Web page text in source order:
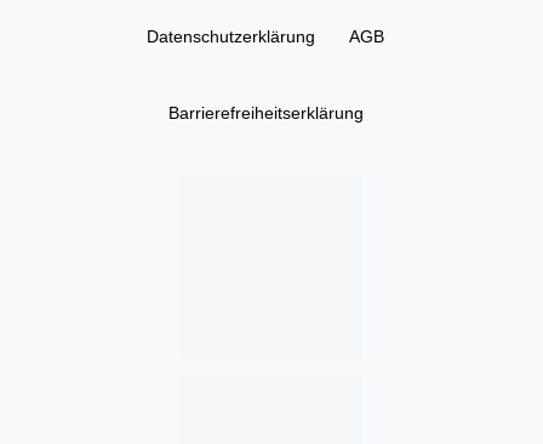
Daten­schutz­erklärung AGB
Barrierefreiheitserklärung